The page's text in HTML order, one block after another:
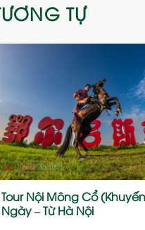
TỰ
Tour Nội Mông Cổ
Ngày – Từ Hà Nội